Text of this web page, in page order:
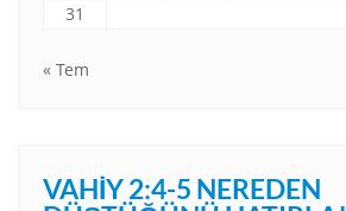
31
« Tem
VAHIY 2:4-5 NEREDEN